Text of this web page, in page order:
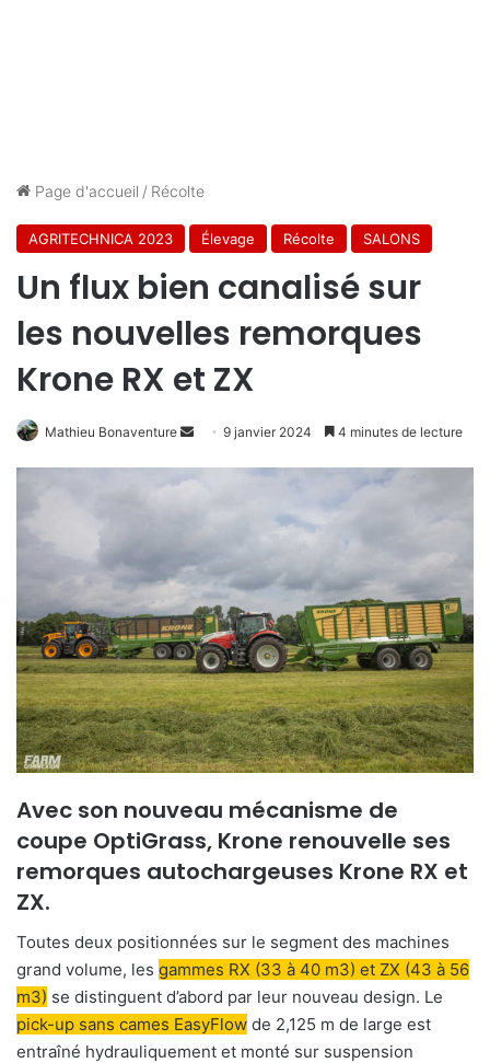
Page d'accueil / Récolte
AGRITECHNICA 2023 Élevage Récolte SALONS
Un flux bien canalisé sur
les nouvelles remorques
Krone RX et ZX
Mathieu Bonaventure
Envoyer
courriel
9 janvier 2024 4 minutes de lecture
Avec son nouveau mécanisme de
coupe OptiGrass, Krone renouvelle ses
remorques autochargeuses Krone RX et
ZX.
Toutes deux positionnées sur le segment des machines
grand volume, les gammes RX (33 à 40 m3) et ZX (43 à 56
m3) se distinguent d’abord par leur nouveau design. Le
pick-up sans cames EasyFlow de 2,125 m de large est
entraîné hydrauliquement et monté sur suspension